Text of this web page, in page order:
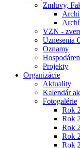
Zmluvy,
VZN -
Uznesenia
Oznamy
Projekty
Organizácie
Aktuality
Kalendár
Fotogalérie
Rok
Rok
Rok
Rok
Rok